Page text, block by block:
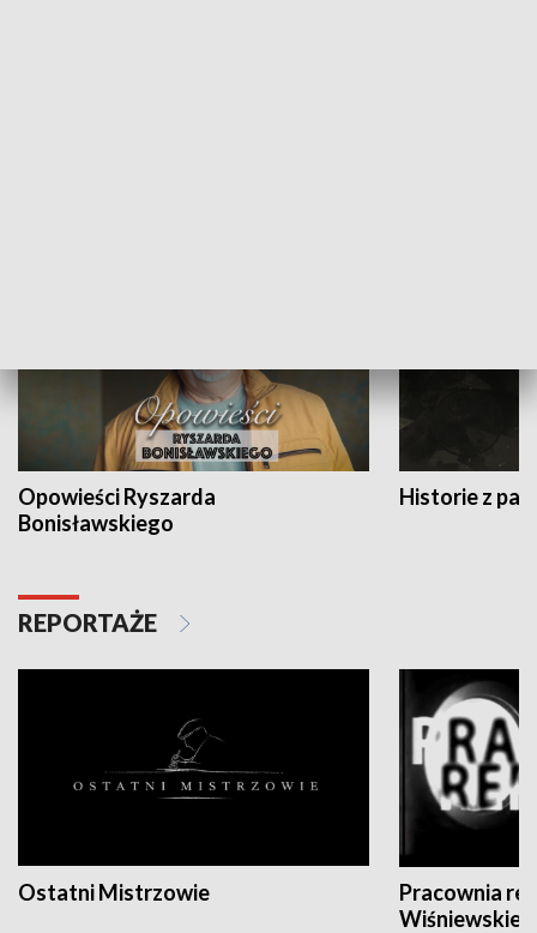
Opowieści Ryszarda
Bonisławskiego
Historie z
REPORTAŻE
Ostatni Mistrzowie
Pracownia